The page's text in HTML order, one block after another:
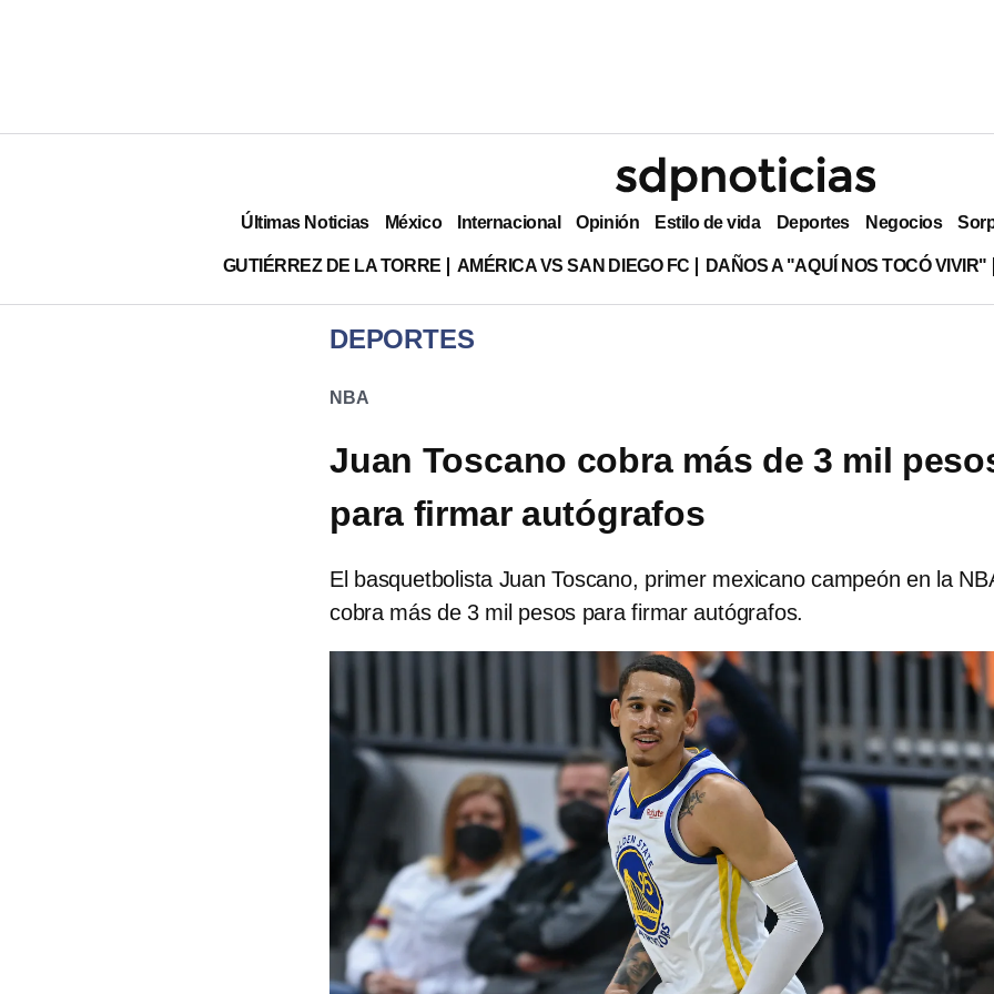
Últimas Noticias México Internacional Opinión Estilo de vida Deportes Negocios
GUTIÉRREZ DE LA TORRE AMÉRICA VS SAN DIEGO FC DAÑOS A "AQUÍ NOS TOCÓ VIVIR"
DEPORTES
NBA
Juan Toscano cobra más de 3 mil
para firmar autógrafos
El basquetbolista Juan Toscano, primer mexicano campeón en la
cobra más de 3 mil pesos para firmar autógrafos.